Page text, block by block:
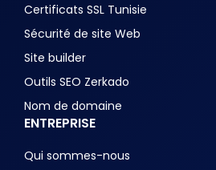
Certificats SSL Tunisie
Sécurité de site Web
Site builder
Outils SEO Zerkado
Nom de domaine
ENTREPRISE
Qui sommes-nous